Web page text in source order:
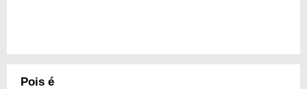
Pois é